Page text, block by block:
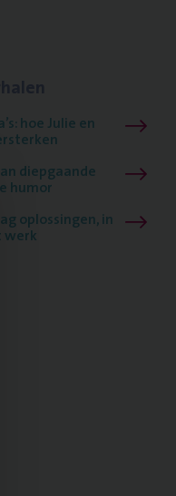
hoe Julie en
diepgaande
humor
oplossingen, in
werk